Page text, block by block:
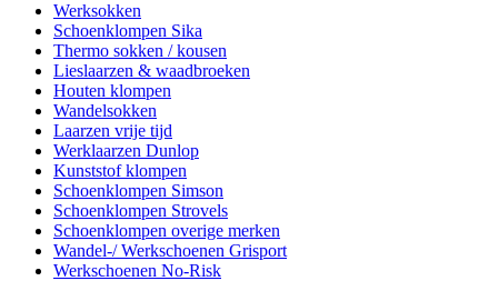
Werksokken
Schoenklompen Sika
Thermo sokken / kousen
Lieslaarzen & waadbroeken
Houten klompen
Wandelsokken
Laarzen vrije tijd
Werklaarzen Dunlop
Kunststof klompen
Schoenklompen Simson
Schoenklompen Strovels
Schoenklompen overige merken
Wandel-/ Werkschoenen Grisport
Werkschoenen No-Risk